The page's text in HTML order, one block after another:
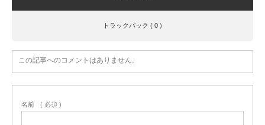
トラックバック ( 0 )
この記事へのコメントはありません。
名前 ( 必須 )